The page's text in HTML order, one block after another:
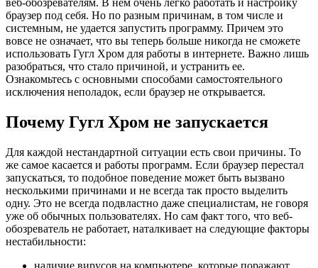
браузер под себя. Но по разным причинам, в том числе и
системным, не удается запустить программу. Причем это
вовсе не означает, что вы теперь больше никогда не сможете
использовать Гугл Хром для работы в интернете. Важно лишь
разобраться, что стало причиной, и устранить ее.
Ознакомьтесь с основными способами самостоятельного
исключения неполадок, если браузер не открывается.
Почему Гугл Хром не запускается
Для каждой нестандартной ситуации есть свои причины. То
же самое касается и работы программ. Если браузер перестал
запускаться, то подобное поведение может быть вызвано
несколькими причинами и не всегда так просто выделить
одну. Это не всегда подвластно даже специалистам, не говоря
уже об обычных пользователях. Но сам факт того, что веб-
обозреватель не работает, наталкивает на следующие факторы
нестабильности:
наличие вирусов на компьютере, которые поражают